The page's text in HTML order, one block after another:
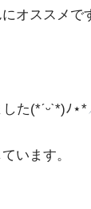
オススメで
た(*ˊᵕˋ*)ﾉ⋆*
います。